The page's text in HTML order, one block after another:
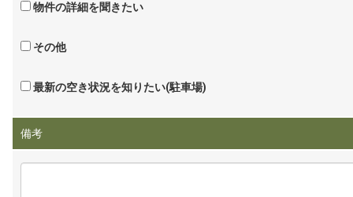
物件の詳細を聞きたい
その他
最新の空き状況を知りたい(駐車場)
備考